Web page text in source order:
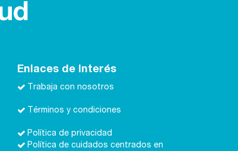
Enlaces de Interés
Trabaja con nosotros
Términos y condiciones
Política de privacidad
Política de cuidados centrados en